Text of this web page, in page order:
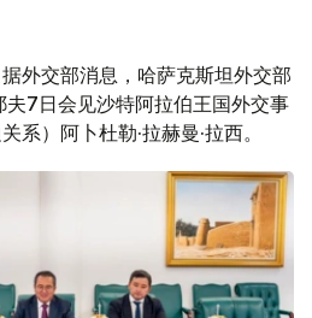
据外交部消息，哈萨克斯坦外交部
夫7日会见沙特阿拉伯王国外交事
系）阿卜杜勒·拉赫曼·拉西。